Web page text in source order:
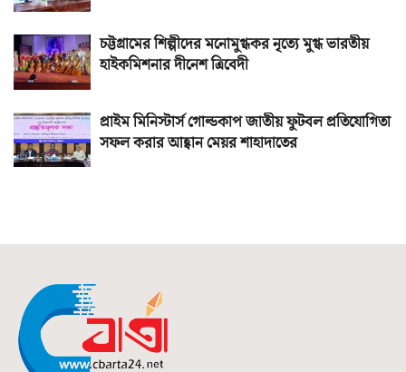
চট্টগ্রামের শিল্পীদের মনোমুগ্ধকর নৃত্যে মুগ্ধ ভারতীয়
হাইকমিশনার দীনেশ ত্রিবেদী
প্রাইম মিনিস্টার্স গোল্ডকাপ জাতীয় ফুটবল প্রতিযোগিতা
সফল করার আহ্বান মেয়র শাহাদাতের